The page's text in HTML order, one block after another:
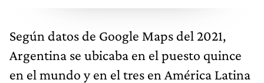
Según datos de Google Maps del 2021,
Argentina se ubicaba en el puesto quince
en el mundo y en el tres en América Latina